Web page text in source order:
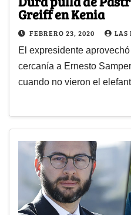
Greiff en Kenia
FEBRERO 23, 2020 LAS
El expresidente
cercanía a Ernesto
cuando no vieron el